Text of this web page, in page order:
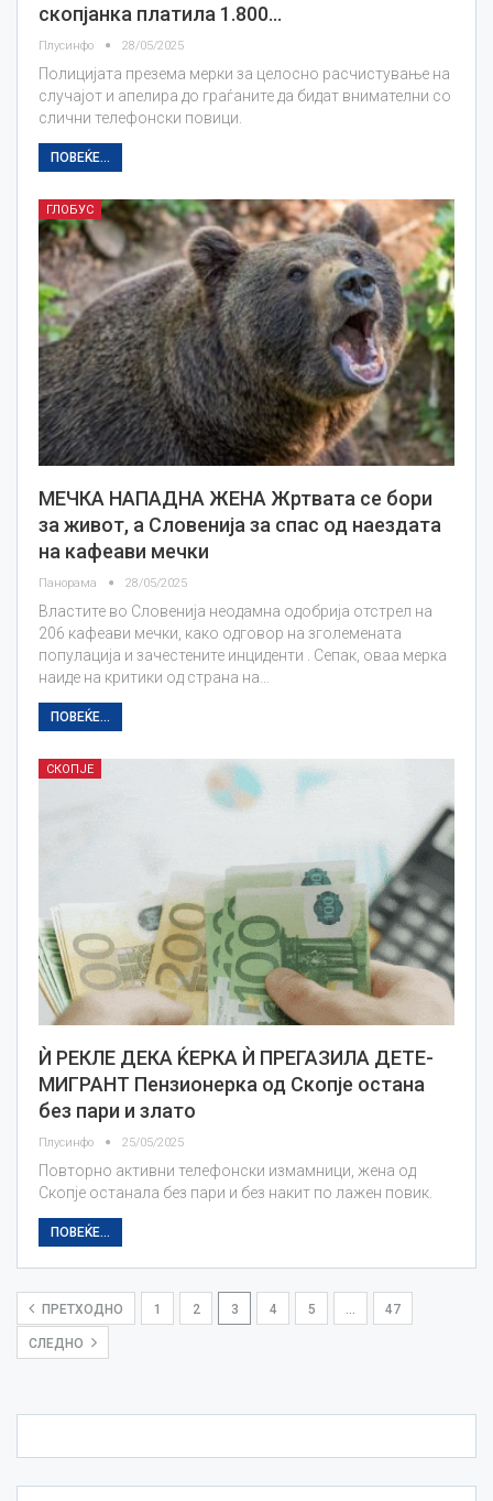
скопјанка платила 1.800…
Плусинфо 28/05/2025
Полицијата презема мерки за целосно расчистување на
случајот и апелира до граѓаните да бидат внимателни со
слични телефонски повици.
ПОВЕЌЕ...
ГЛОБУС
МЕЧКА НАПАДНА ЖЕНА Жртвата се бори
за живот, а Словенија за спас од наездата
на кафеави мечки
Панорама 28/05/2025
Властите во Словенија неодамна одобрија отстрел на
206 кафеави мечки, како одговор на зголемената
популација и зачестените инциденти . Сепак, оваа мерка
наиде на критики од страна на…
ПОВЕЌЕ...
СКОПЈЕ
Ѝ РЕКЛЕ ДЕКА ЌЕРКА Ѝ ПРЕГАЗИЛА ДЕТЕ-
МИГРАНТ Пензионерка од Скопје остана
без пари и злато
Плусинфо 25/05/2025
Повторно активни телефонски измамници, жена од
Скопје останала без пари и без накит по лажен повик.
ПОВЕЌЕ...
ПРЕТХОДНО 1 2 3 4 5 47
СЛЕДНО